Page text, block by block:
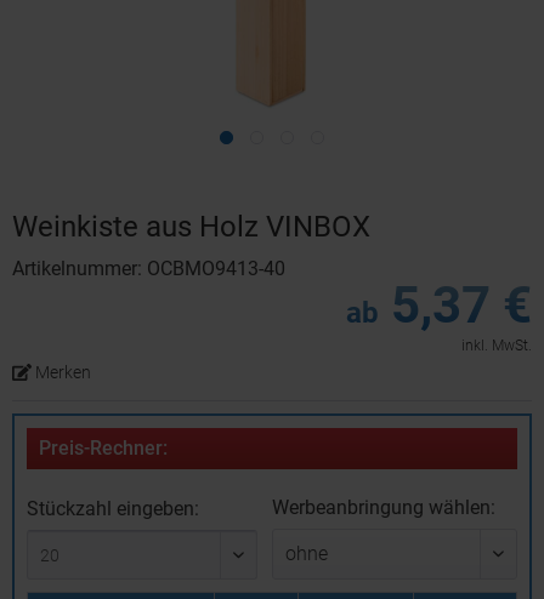
Weinkiste aus Holz VINBOX
Artikelnummer: OCBMO9413-40
ab 5,37 €
inkl. MwSt.
Merken
Preis-Rechner:
Stückzahl eingeben: Werbeanbringung wählen: